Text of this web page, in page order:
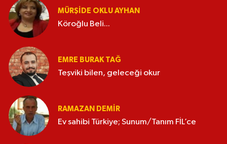
MÜRŞIDE OKLU AYHAN
Köroğlu Beli...
EMRE BURAK TAĞ
Teşviki bilen, geleceği okur
RAMAZAN DEMİR
Ev sahibi Türkiye; Sunum/Tanım FİL’ce